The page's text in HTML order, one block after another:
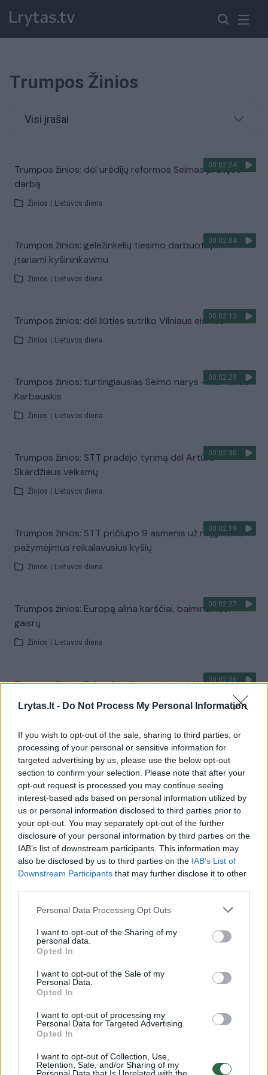
Lrytas.lt - Do Not Process My Personal Information
If you wish to opt-out of the sale, sharing to third parties, or
processing of your personal or sensitive information for
targeted advertising by us, please use the below opt-out
section to confirm your selection. Please note that after your
opt-out request is processed you may continue seeing
interest-based ads based on personal information utilized by
us or personal information disclosed to third parties prior to
your opt-out. You may separately opt-out of the further
disclosure of your personal information by third parties on the
IAB’s list of downstream participants. This information may
also be disclosed by us to third parties on the IAB’s List of
Downstream Participants that may further disclose it to other
Personal Data Processing Opt Outs
I want to opt-out of the Sharing of my
personal data.
Opted In
I want to opt-out of the Sale of my
Personal Data.
Opted In
I want to opt-out of processing my
Personal Data for Targeted Advertising.
Opted In
I want to opt-out of Collection, Use,
Retention, Sale, and/or Sharing of my
Trumpos Žinios
Visi įrašai
00:02:24
Trumpos žinios: dėl urėdijų reformos Seimas pratęsė
darbą
Žinios Lietuvos diena
00:02:04
Trumpos žinios: geležinkelių tiesimo darbuotojai
įtariami kyšininkavimu
Žinios Lietuvos diena
00:02:13
Trumpos žinios: dėl liūties sutriko Vilniaus eismas
Žinios Lietuvos diena
00:02:29
Trumpos žinios: turtingiausias Seimo narys – Ramūnas
Karbauskis
Žinios Lietuvos diena
00:02:30
Trumpos žinios: STT pradėjo tyrimą dėl Artūro
Skardžiaus veiksmų
Žinios Lietuvos diena
00:02:19
Trumpos žinios: STT pričiupo 9 asmenis už neįgalumo
pažymėjimus reikalavusius kyšių
Žinios Lietuvos diena
00:02:27
Trumpos žinios: Europą alina karščiai, baiminamasi
gaisrų
Žinios Lietuvos diena
00:02:26
Trumpos žinios: Seimo komitetas atmetė Vyriausybės
Trumpos žinios: Seimas tirs Artūro Skardžiaus veiklą
energetikos klausimais
Žinios | Lietuvos diena
00:03:08
Trumpos žinios: Rolandas Paksas neteko
europarlamentaro teisinės neliečiamybės
Žinios Lietuvos diena
00:02:22
Trumpos žinios: Didžioji Britanija sako, kad žmogaus
Žinios | Lietuvos diena
00:02:42
Trumpos žinios: Seimas priėmė darbo kodeksą
įtariamųjų galimai susijusių su išpuoliu